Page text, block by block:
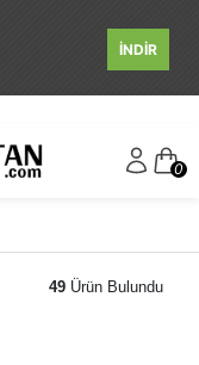
İNDİR
0
49 Ürün Bulundu